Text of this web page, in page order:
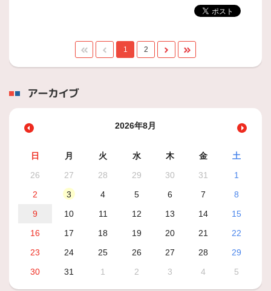
1 2
アーカイブ
2026年8月
日 月 火 水 木 金
土
26
27 28 29 30 31
1
2
3 4 5 6 7
8
9
10 11 12 13 14
15
16
17 18 19 20 21
22
23
24 25 26 27 28
29
30
31 1 2 3 4 5